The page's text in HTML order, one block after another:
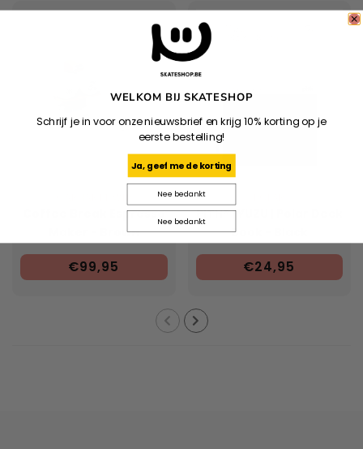
Coffee Break Espresso
Maker - Brown
€99,95
PITH® | YUZU | Polar Deck
Book - Black
€24,95
WELKOM BIJ SKATESHOP
Schrijf je in voor onze nieuwsbrief en krijg 10% korting op je
eerste bestelling!
Ja, geef me de korting
Nee bedankt
Nee bedankt